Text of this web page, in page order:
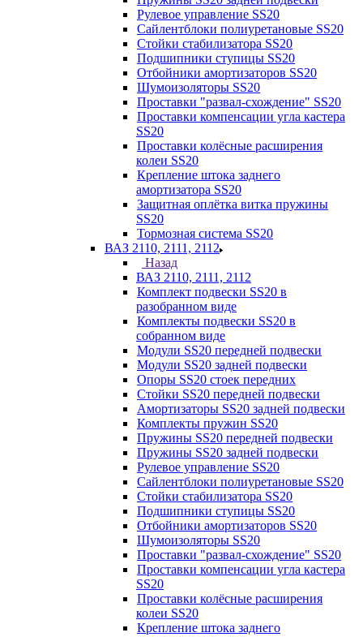
Рулевое управление SS20
Сайлентблоки полиуретановые SS20
Стойки стабилизатора SS20
Подшипники ступицы SS20
Отбойники амортизаторов SS20
Шумоизоляторы SS20
Проставки "развал-схождение" SS20
Проставки компенсации угла кастера
SS20
Проставки колёсные расширения
колеи SS20
Крепление штока заднего
амортизатора SS20
Защитная оплётка витка пружины
SS20
Тормозная система SS20
ВАЗ 2110, 2111, 2112
Назад
ВАЗ 2110, 2111, 2112
Комплект подвески SS20 в
разобранном виде
Комплекты подвески SS20 в
собранном виде
Модули SS20 передней подвески
Модули SS20 задней подвески
Опоры SS20 стоек передних
Стойки SS20 передней подвески
Амортизаторы SS20 задней подвески
Комплекты пружин SS20
Пружины SS20 передней подвески
Пружины SS20 задней подвески
Рулевое управление SS20
Сайлентблоки полиуретановые SS20
Стойки стабилизатора SS20
Подшипники ступицы SS20
Отбойники амортизаторов SS20
Шумоизоляторы SS20
Проставки "развал-схождение" SS20
Проставки компенсации угла кастера
SS20
Проставки колёсные расширения
колеи SS20
Крепление штока заднего